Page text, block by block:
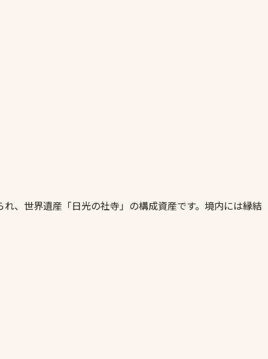
、世界遺産「日光の社寺」の構成資産です。境内には縁結